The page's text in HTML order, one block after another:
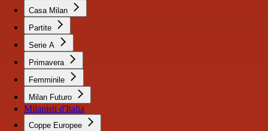
Casa Milan
Partite
Serie A
Primavera
Femminile
Milan Futuro
Milanisti d'Italia
Coppe Europee